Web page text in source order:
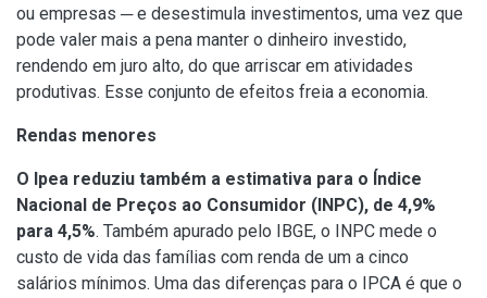
ou empresas ─ e desestimula investimentos, uma vez que
pode valer mais a pena manter o dinheiro investido,
rendendo em juro alto, do que arriscar em atividades
produtivas. Esse conjunto de efeitos freia a economia.
Rendas menores
O Ipea reduziu também a estimativa para o Índice
Nacional de Preços ao Consumidor (INPC), de 4,9%
para 4,5%. Também apurado pelo IBGE, o INPC mede o
custo de vida das famílias com renda de um a cinco
salários mínimos. Uma das diferenças para o IPCA é que o